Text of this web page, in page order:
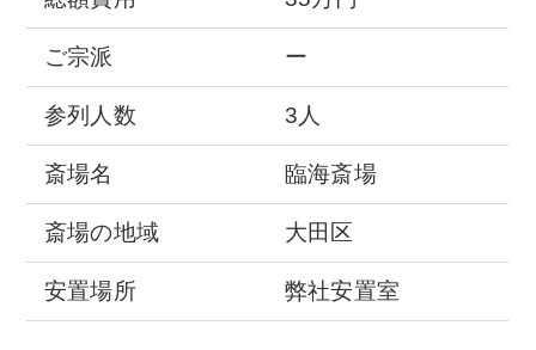
ご宗派 ー
参列人数 3人
斎場名 臨海斎場
斎場の地域 大田区
安置場所 弊社安置室